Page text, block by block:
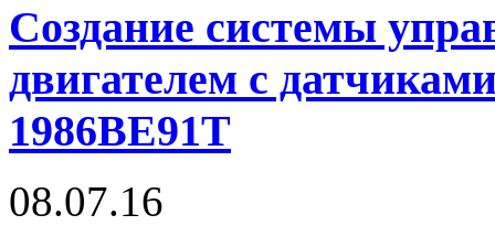
Создание системы
двигателем с
1986BE91T
08.07.16